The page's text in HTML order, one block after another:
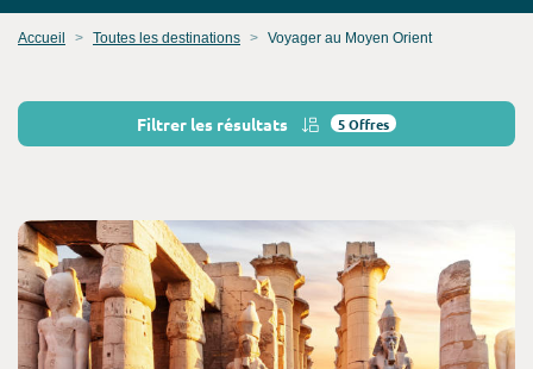
Accueil Toutes les destinations Voyager au Moyen Orient
Filtrer les résultats 5Offres
Consultez l'offre de voyage